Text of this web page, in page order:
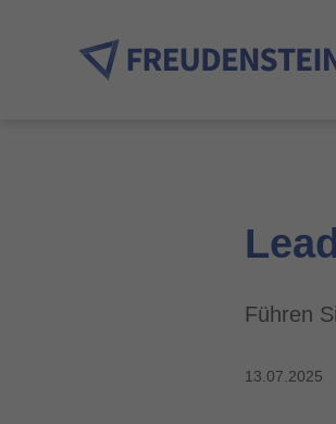
Führen
13.07.2025